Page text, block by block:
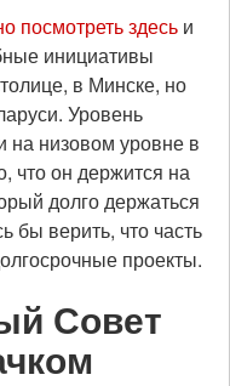
посмотреть здесь и
инициативы
в Минске, но
Уровень
низовом уровне в
что он держится на
долго держаться
бы верить, что часть
проекты.
Совет